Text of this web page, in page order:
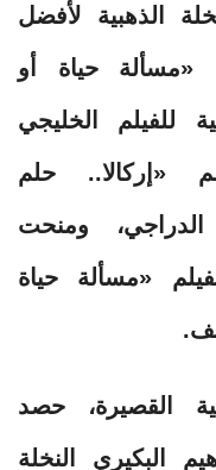
الذهبية لأفضل
حياة أو
للفيلم الخليجي
«إركالا.. حلم
ومنحت
«مسألة حياة
القصيرة، حصد
البكيري النخلة